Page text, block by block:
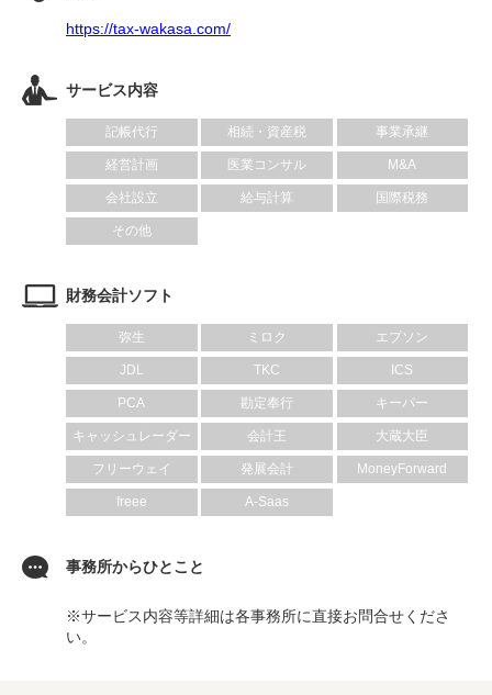
https://tax-wakasa.com/
サービス内容
記帳代行 相続・資産税 事業承継
経営計画 医業コンサル M&A
会社設立 給与計算 国際税務
その他
財務会計ソフト
弥生 ミロク エプソン
JDL TKC ICS
PCA 勘定奉行 キーパー
キャッシュレーダー 会計王 大蔵大臣
フリーウェイ 発展会計 MoneyForward
freee A-Saas
事務所からひとこと
※サービス内容等詳細は各事務所に直接お問合せくださ
い。